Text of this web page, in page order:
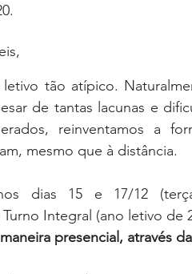
tão atípico.
de tantas lacunas e
reinventamos a
mesmo que à distância.
dias 15 e 17/12
Integral (ano letivo de
presencial, através